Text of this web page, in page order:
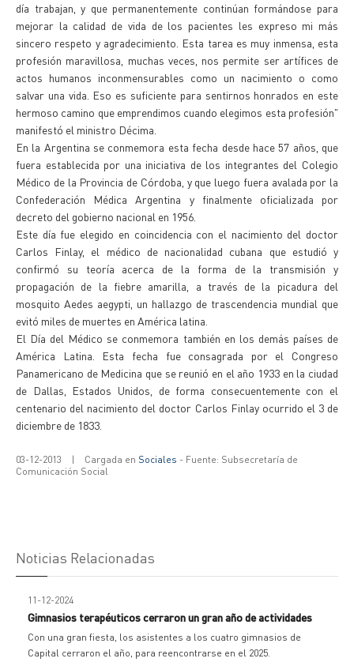
día trabajan, y que permanentemente continúan formándose para
mejorar la calidad de vida de los pacientes les expreso mi más
sincero respeto y agradecimiento. Esta tarea es muy inmensa, esta
profesión maravillosa, muchas veces, nos permite ser artífices de
actos humanos inconmensurables como un nacimiento o como
salvar una vida. Eso es suficiente para sentirnos honrados en este
hermoso camino que emprendimos cuando elegimos esta profesión"
manifestó el ministro Décima.
En la Argentina se conmemora esta fecha desde hace 57 años, que
fuera establecida por una iniciativa de los integrantes del Colegio
Médico de la Provincia de Córdoba, y que luego fuera avalada por la
Confederación Médica Argentina y finalmente oficializada por
decreto del gobierno nacional en 1956.
Este día fue elegido en coincidencia con el nacimiento del doctor
Carlos Finlay, el médico de nacionalidad cubana que estudió y
confirmó su teoría acerca de la forma de la transmisión y
propagación de la fiebre amarilla, a través de la picadura del
mosquito Aedes aegypti, un hallazgo de trascendencia mundial que
evitó miles de muertes en América latina.
El Día del Médico se conmemora también en los demás países de
América Latina. Esta fecha fue consagrada por el Congreso
Panamericano de Medicina que se reunió en el año 1933 en la ciudad
de Dallas, Estados Unidos, de forma consecuentemente con el
centenario del nacimiento del doctor Carlos Finlay ocurrido el 3 de
diciembre de 1833.
03-12-2013 | Cargada en Sociales - Fuente: Subsecretaría de
Comunicación Social
Noticias Relacionadas
11-12-2024
Gimnasios terapéuticos cerraron un gran año de actividades
Con una gran fiesta, los asistentes a los cuatro gimnasios de
Capital cerraron el año, para reencontrarse en el 2025.